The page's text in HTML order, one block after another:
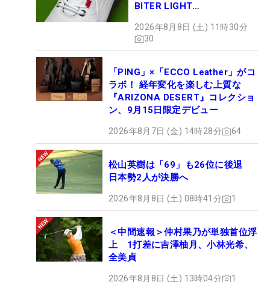
BITER LIGHT
ュー
2026年8月8日 (土) 11時30分
30
「PING」×「ECCO Leather」がコ
ラボ！ 経年変化を楽しむ上質な
『ARIZONA DESERT』コレクショ
ン、9月15日限定デビュー
2026年8月7日 (金) 14時28分 64
松山英樹は「69」も26位に後退
日本勢2人が決勝へ
2026年8月8日 (土) 08時41分 1
＜中間速報＞仲村果乃が単独首位浮
上 1打差に吉澤柚月、小林光希、
全美貞
2026年8月8日 (土) 13時04分 1